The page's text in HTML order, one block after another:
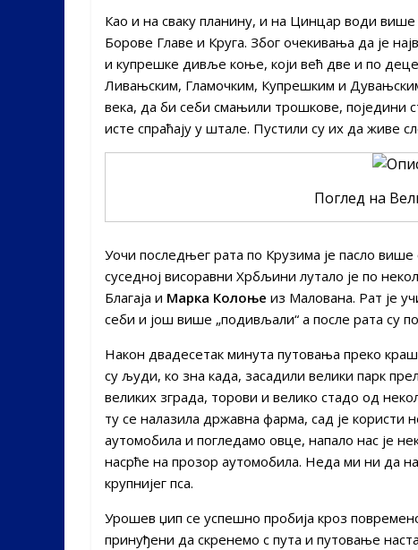
Као и на сваку планину, и на Цинцар води
Борове Главе и Круга. Због очекивања да је
и купрешке дивље коње, који већ две и по
Ливањским, Гламочким, Купрешким и
века, да би себи смањили трошкове, поједини
исте спраћају у штале. Пустили су их да живе
Поглед на
Уочи последњег рата по Крузима је пасло
суседној висоравни Хрбљини лутало је по
Благаја и Марка Колоње из Малована. Рат је
себи и још више „подивљали“ а после рата су
Након двадесетак минута путовања преко
су људи, ко зна када, засадили велики парк
великих зграда, торови и велико стадо од
ту се налазила државна фарма, сад је користи
аутомобила и погледамо овце, напало нас је
насрће на прозор аутомобила. Неда ми ни да
крупнијег пса.
Урошев џип се успешно пробија кроз
принуђени да скренемо с пута и путовање